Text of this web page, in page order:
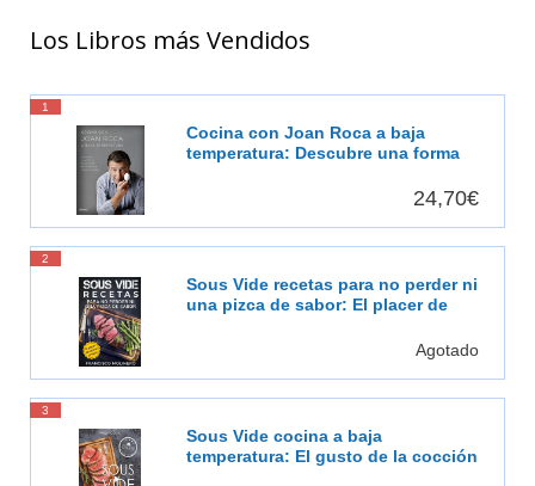
Los Libros más Vendidos
1
Cocina con Joan Roca a baja
temperatura: Descubre una forma
24,70€
2
Sous Vide recetas para no perder ni
una pizca de sabor: El placer de
Agotado
3
Sous Vide cocina a baja
temperatura: El gusto de la cocción